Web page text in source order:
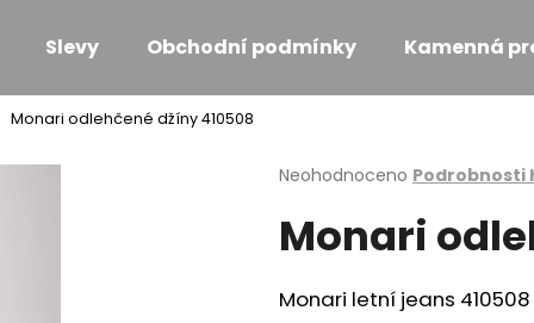
Slevy Obchodní podmínky Kamenná
Monari odlehčené džíny 410508
Průměrné
produktu
je
z
5
Neohodnoceno Podrobnosti
Monari
Monari letní jeans 410508
Co potřebujete najít?
HLEDAT